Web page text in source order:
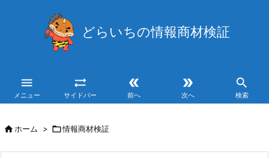
どらいちの情報商材検証

メニュー

サイドバー

前へ

次へ

検索
ホーム > 情報商材検証